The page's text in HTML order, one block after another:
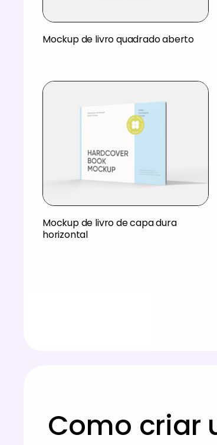
Mockup de livro quadrado aberto
Mockup de livro de capa dura
horizontal
Como criar